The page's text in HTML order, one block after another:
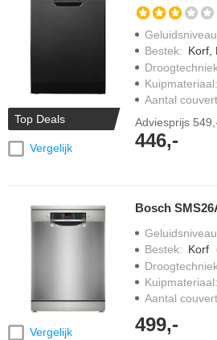
Top Deals
Vergelijk
Geluidsniveau
Bestek: Korf,
Kuipmateriaal:
Aantal
Adviesprijs
446,-
Vergelijk
Bosch
Geluidsniveau
Bestek: Korf
Kuipmateriaal:
Aantal
499,-